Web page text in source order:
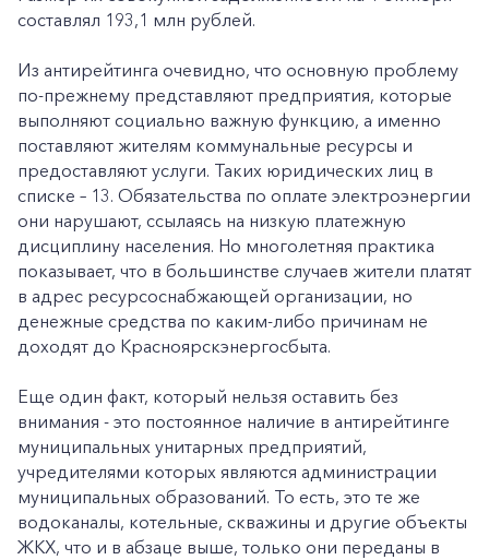
составлял 193,1 млн рублей.
Из антирейтинга очевидно, что основную проблему
по-прежнему представляют предприятия, которые
выполняют социально важную функцию, а именно
поставляют жителям коммунальные ресурсы и
предоставляют услуги. Таких юридических лиц в
списке – 13. Обязательства по оплате электроэнергии
они нарушают, ссылаясь на низкую платежную
дисциплину населения. Но многолетняя практика
показывает, что в большинстве случаев жители платят
в адрес ресурсоснабжающей организации, но
денежные средства по каким-либо причинам не
доходят до Красноярскэнергосбыта.
Еще один факт, который нельзя оставить без
внимания - это постоянное наличие в антирейтинге
муниципальных унитарных предприятий,
учредителями которых являются администрации
муниципальных образований. То есть, это те же
водоканалы, котельные, скважины и другие объекты
ЖКХ, что и в абзаце выше, только они переданы в